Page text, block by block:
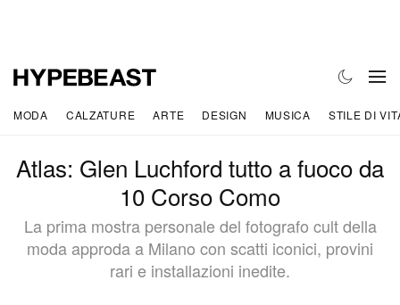
MODA CALZATURE ARTE DESIGN MUSICA STILE DI
Atlas: Glen Luchford tutto a fuoco da
10 Corso Como
La prima mostra personale del fotografo cult della
moda approda a Milano con scatti iconici, provini
rari e installazioni inedite.